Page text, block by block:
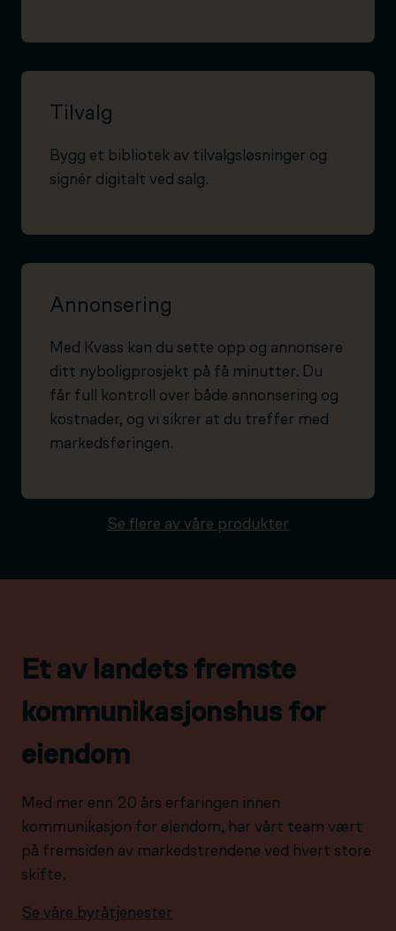
Tilvalg
Bygg et bibliotek av tilvalgsløsninger og
signér digitalt ved salg.
Annonsering
Med Kvass kan du sette opp og annonsere
ditt nyboligprosjekt på få minutter. Du
får full kontroll over både annonsering og
kostnader, og vi sikrer at du treffer med
markedsføringen.
Se flere av våre produkter
Et av landets fremste
kommunikasjonshus for
eiendom
Med mer enn 20 års erfaringen innen
kommunikasjon for eiendom, har vårt team vært
på fremsiden av markedstrendene ved hvert store
skifte.
Se våre byråtjenester